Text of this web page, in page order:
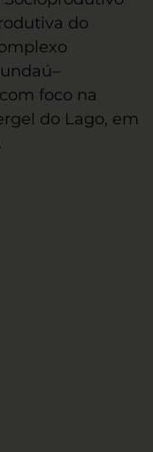
do
foco na
do Lago, em